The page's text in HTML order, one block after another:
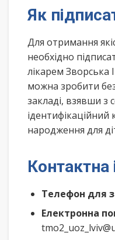
Як
Для отримання
необхідно
лікарем Зворська
можна зробити
закладі, взявши з
народження для
Контактна
Телефон для
Електронна